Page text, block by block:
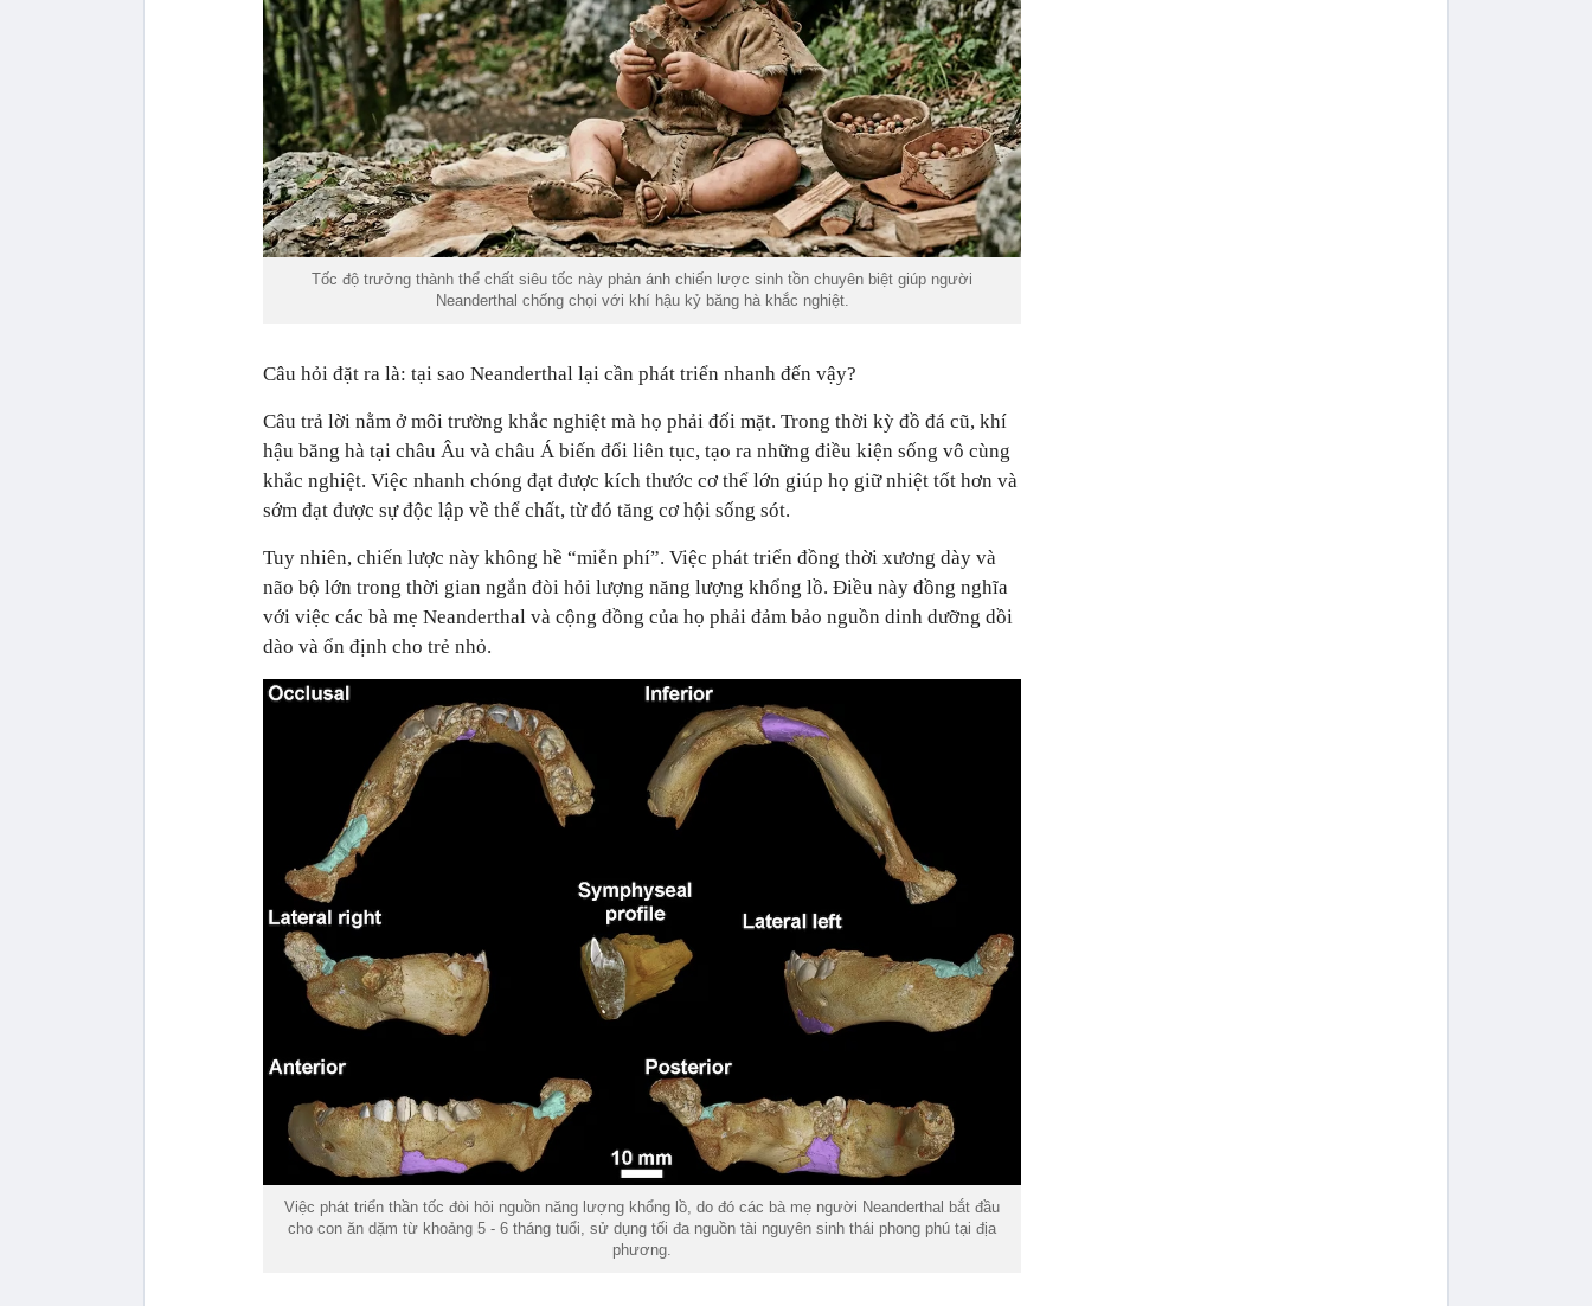
Tốc độ trưởng thành thể chất siêu tốc này phản ánh chiến lược sinh tồn chuyên biệt giúp người
Neanderthal chống chọi với khí hậu kỷ băng hà khắc nghiệt.
Câu hỏi đặt ra là: tại sao Neanderthal lại cần phát triển nhanh đến vậy?
Câu trả lời nằm ở môi trường khắc nghiệt mà họ phải đối mặt. Trong thời kỳ đồ đá cũ, khí
hậu băng hà tại châu Âu và châu Á biến đổi liên tục, tạo ra những điều kiện sống vô cùng
khắc nghiệt. Việc nhanh chóng đạt được kích thước cơ thể lớn giúp họ giữ nhiệt tốt hơn và
sớm đạt được sự độc lập về thể chất, từ đó tăng cơ hội sống sót.
Tuy nhiên, chiến lược này không hề “miễn phí”. Việc phát triển đồng thời xương dày và
não bộ lớn trong thời gian ngắn đòi hỏi lượng năng lượng khổng lồ. Điều này đồng nghĩa
với việc các bà mẹ Neanderthal và cộng đồng của họ phải đảm bảo nguồn dinh dưỡng dồi
dào và ổn định cho trẻ nhỏ.
Việc phát triển thần tốc đòi hỏi nguồn năng lượng khổng lồ, do đó các bà mẹ người Neanderthal bắt đầu
cho con ăn dặm từ khoảng 5 - 6 tháng tuổi, sử dụng tối đa nguồn tài nguyên sinh thái phong phú tại địa
phương.